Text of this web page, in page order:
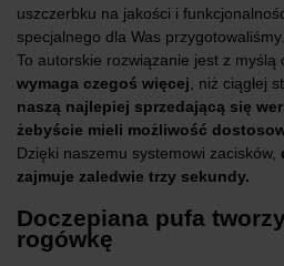
uszczerbku na jakości i
specjalnego dla Was przygotowaliśmy.
To autorskie rozwiązanie jest z myślą
wymaga czegoś więcej , niż ciągłej
naszą najlepiej sprzedającą się
żebyście mieli możliwość
Dzięki naszemu systemowi zacisków,
zajmuje zaledwie trzy sekundy.
Doczepiana pufa
rogówkę